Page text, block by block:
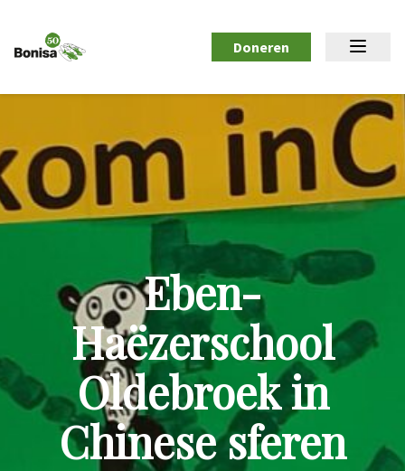
Doneren
Eben-
Haëzerschool
Oldebroek in
Chinese sferen